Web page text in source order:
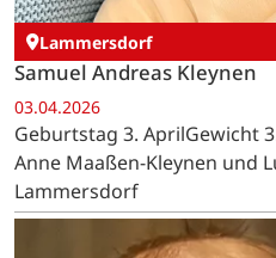
Lammersdorf
Samuel Andreas Kleynen
03.04.2026
Geburtstag 3. AprilGewicht
Anne Maaßen-Kleynen und
Lammersdorf